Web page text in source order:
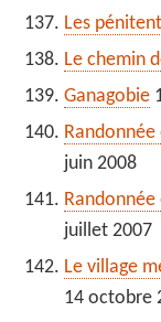
Les
Le chemin
Ganagobie
juin 2008
juillet 2007
Le village
14 octobre